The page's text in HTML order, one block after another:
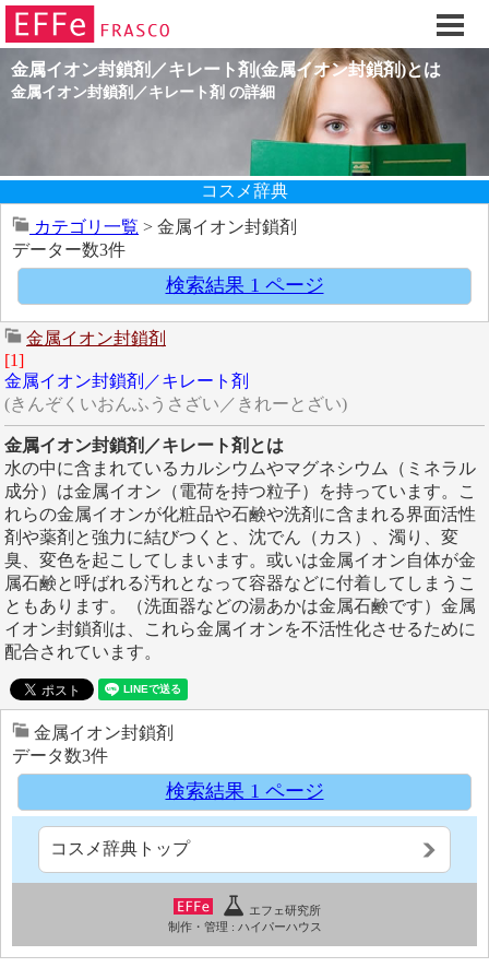
ホーム
ご注文フォーム
初回割引
スキンケアQ&Aアーカイブス
お客様のご感想
スキンケア基礎講座
コスメ辞典 化粧品成分検索
ご購入履歴
ご登録情報
ご紹介(アフェリエイト)制度
エフェ研究所について
お問い合わせフォーム
金属イオン封鎖剤／キレート剤(金属イオン封鎖剤)とは
金属イオン封鎖剤／キレート剤 の詳細
コスメ辞典
カテゴリ一覧 > 金属イオン封鎖剤
データー数3件
検索結果 1 ページ
金属イオン封鎖剤
[1]
金属イオン封鎖剤／キレート剤
(きんぞくいおんふうさざい／きれーとざい)
金属イオン封鎖剤／キレート剤とは
水の中に含まれているカルシウムやマグネシウム（ミネラル
成分）は金属イオン（電荷を持つ粒子）を持っています。こ
れらの金属イオンが化粧品や石鹸や洗剤に含まれる界面活性
剤や薬剤と強力に結びつくと、沈でん（カス）、濁り、変
臭、変色を起こしてしまいます。或いは金属イオン自体が金
属石鹸と呼ばれる汚れとなって容器などに付着してしまうこ
ともあります。（洗面器などの湯あかは金属石鹸です）金属
イオン封鎖剤は、これら金属イオンを不活性化させるために
配合されています。
金属イオン封鎖剤
データ数3件
検索結果 1 ページ
コスメ辞典トップ
エフェ研究所
制作・管理 : ハイパーハウス